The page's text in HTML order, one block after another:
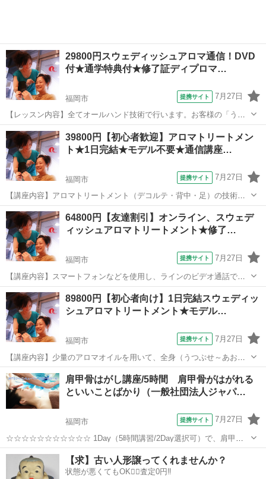
29800円スウェディッシュアロマ通信！DVD
付★通学特典付★修了証ディプロマ…
福岡市 提携サイト 7月27日
【レッスン内容】全てオールハンド技術で行います。お客様の「うつ
ぶせ」と「あお向け」の両方の技術になります。足～首（一部頭部含
む）までをまんべんなく行います。通学、１日完結レッスンは89800円
なので、通信講座ですととっても安...
福岡 福岡市 アロマ
39800円【初心者歓迎】アロマトリートメン
ト★1日完結★モデル不要★通信講座…
福岡市 提携サイト 7月27日
【講座内容】アロマトリートメント（デコルテ・背中・足）の技術を1
日完結３時間マンツーマンレッスンで学習できます。実技中心です
が、トラブル回避の為、学科も行います。モデルさん不要なので、お
一人の方もお気軽にお越し下さい。修了証...
福岡 福岡市 アロマ
64800円【友達割引】オンライン、スウェデ
ィッシュアロマトリートメント★修了…
福岡市 提携サイト 7月27日
【講座内容】スマートフォンなどを使用し、ラインのビデオ通話でレ
ッスンを行います。少量のアロマオイルを用いて、全身（うつぶせ～
あおむけ）の技術を1日完結７時間程度で、マンツーマンレッスンで学
習できます。実技中心ですが、トラブル...
福岡 福岡市 アロマ
89800円【初心者向け】1日完結スウェディッ
シュアロマトリートメント★モデル…
福岡市 提携サイト 7月27日
【講座内容】少量のアロマオイルを用いて、全身（うつぶせ～あおむ
け）の技術を1日完結７時間程度で、マンツーマンレッスンで学習でき
ます。実技中心ですが、トラブル回避の為、学科も行います。お一人
の方もお気軽にお越し下さい。修了証デ...
福岡 福岡市 アロマ
肩甲骨はがし講座/5時間 肩甲骨がはがれる
といいことばかり（一般社団法人ジャパ…
福岡市 提携サイト 7月27日
☆☆☆☆☆☆☆☆☆☆☆ 1Day（5時間講習/2Day選択可）で、肩甲骨
はがし法が学べ、修了証が発行されるコース。 ○頑固な肩こりや、筋
膜の張り、緊張や凝りをリリース ○秘伝の肩甲骨剥がし法を伝授いた
します。 ○背...
福岡 福岡市 アロマ
【求】古い人形譲ってくれませんか？
状態が悪くてもOK🙆‍♀️査定0円‼️